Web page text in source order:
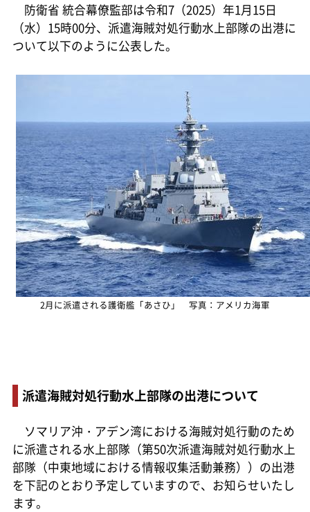
防衛省 統合幕僚監部は令和7（2025）年1月15日
（水）15時00分、派遣海賊対処行動水上部隊の出港に
ついて以下のように公表した。
2月に派遣される護衛艦「あさひ」 写真：アメリカ海軍
派遣海賊対処行動水上部隊の出港について
ソマリア沖・アデン湾における海賊対処行動のため
に派遣される水上部隊（第50次派遣海賊対処行動水上
部隊（中東地域における情報収集活動兼務））の出港
を下記のとおり予定していますので、お知らせいたし
ます。